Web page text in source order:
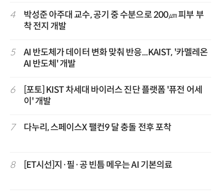
4
박성준 아주대 교수, 공기 중 수분으로 200㎛ 피부 부
착 전지 개발
5
AI 반도체가 데이터 변화 맞춰 반응...KAIST, '카멜레온
AI 반도체' 개발
6
[포토] KIST 차세대 바이러스 진단 플랫폼 '퓨전 어세
이' 개발
7 다누리, 스페이스X 팰컨9 달 충돌 전후 포착
8 [ET시선]지·필·공 빈틈 메우는 AI 기본의료